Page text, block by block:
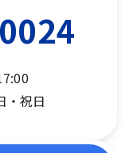
・祝日